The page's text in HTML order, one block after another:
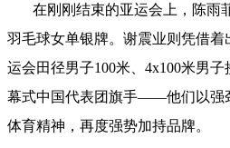
在刚刚结束的亚运会上，陈雨
羽毛球女单银牌。谢震业则凭借
运会田径男子100米、4x100米男
幕式中国代表团旗手——他们以强
体育精神，再度强势加持品牌。